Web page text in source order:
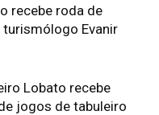
recebe roda de
Evanir
Lobato recebe
jogos de tabuleiro